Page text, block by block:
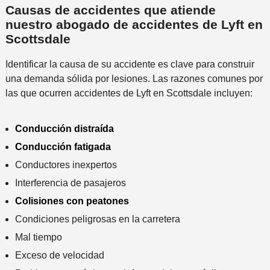
e
f
e
e
n
t
e
e
r
c
n
a
a
c
i
d
e
t
e
*
*
Causas de accidentes que atiende
nuestro abogado de accidentes de Lyft en
Scottsdale
Identificar la causa de su accidente es clave para construir
una demanda sólida por lesiones. Las razones comunes por
las que ocurren accidentes de Lyft en Scottsdale incluyen:
Conducción distraída
Conducción fatigada
Conductores inexpertos
Interferencia de pasajeros
Colisiones con peatones
Condiciones peligrosas en la carretera
Mal tiempo
Exceso de velocidad